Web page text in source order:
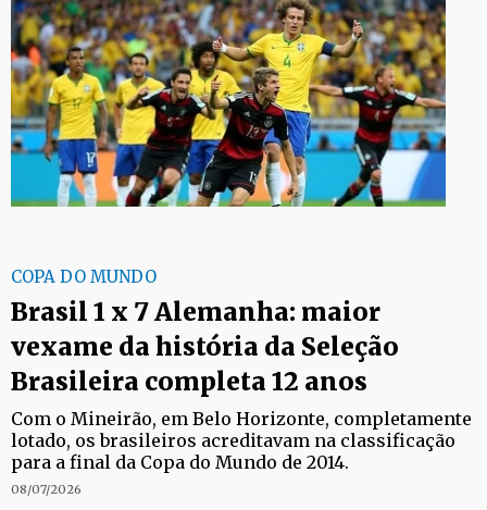
COPA DO MUNDO
Brasil 1 x 7 Alemanha: maior
vexame da história da Seleção
Brasileira completa 12 anos
Com o Mineirão, em Belo Horizonte, completamente
lotado, os brasileiros acreditavam na classificação
para a final da Copa do Mundo de 2014.
08/07/2026